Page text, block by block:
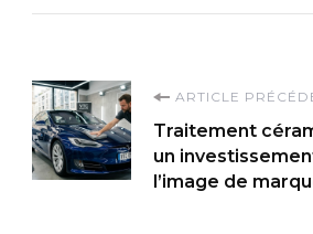
Navigation
d'article
ARTICLE
Traitement
un
l’image de